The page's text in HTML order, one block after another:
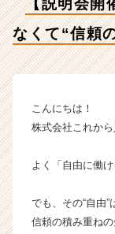
【説明会
なくて“信頼
こんにちは！
株式会社これから
よく「自由に働
でも、その“自由”
信頼の積み重ね